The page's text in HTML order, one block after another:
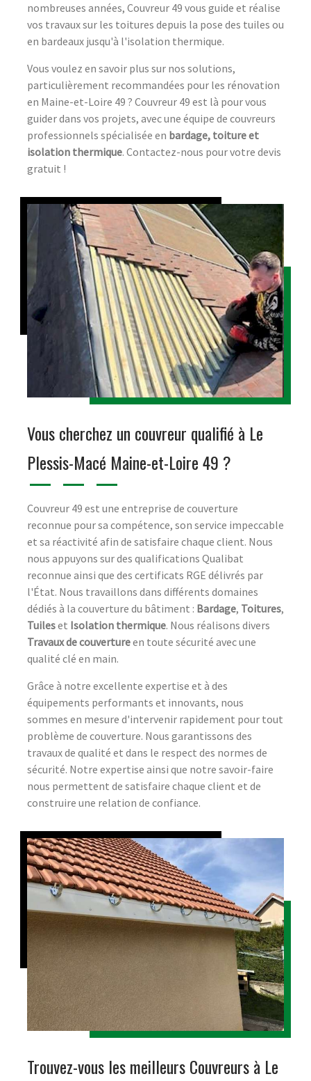
nombreuses années, Couvreur 49 vous guide et réalise
vos travaux sur les toitures depuis la pose des tuiles ou
en bardeaux jusqu'à l'isolation thermique.
Vous voulez en savoir plus sur nos solutions,
particulièrement recommandées pour les rénovation
en Maine-et-Loire 49 ? Couvreur 49 est là pour vous
guider dans vos projets, avec une équipe de couvreurs
professionnels spécialisée en bardage, toiture et
isolation thermique. Contactez-nous pour votre devis
gratuit !
Vous cherchez un couvreur qualifié à Le
Plessis-Macé Maine-et-Loire 49 ?
Couvreur 49 est une entreprise de couverture
reconnue pour sa compétence, son service impeccable
et sa réactivité afin de satisfaire chaque client. Nous
nous appuyons sur des qualifications Qualibat
reconnue ainsi que des certificats RGE délivrés par
l'État. Nous travaillons dans différents domaines
dédiés à la couverture du bâtiment : Bardage, Toitures,
Tuileset Isolation thermique. Nous réalisons divers
Travaux de couvertureen toute sécurité avec une
qualité clé en main.
Grâce à notre excellente expertise et à des
équipements performants et innovants, nous
sommes en mesure d'intervenir rapidement pour tout
problème de couverture. Nous garantissons des
travaux de qualité et dans le respect des normes de
sécurité. Notre expertise ainsi que notre savoir-faire
nous permettent de satisfaire chaque client et de
construire une relation de confiance.
Trouvez-vous les meilleurs Couvreurs à Le